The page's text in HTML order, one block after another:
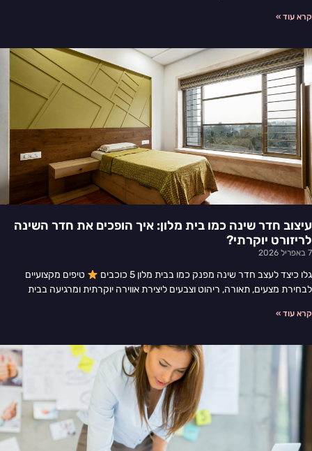
קרא עוד »
עיצוב חדר שינה כמו בית מלון: איך הופכים את חדר השינה
לריזורט יוקרתי?
7 באפריל 2026
גלו כיצד לעצב חדר שינה מפנק כמו בבית מלון 5 כוכבים
טיפים מקצועיים
לבחירת מצעים, תאורה, ריהוט וצבעים ליצירת אווירה יוקרתית ומרגיעה בבית
קרא עוד »